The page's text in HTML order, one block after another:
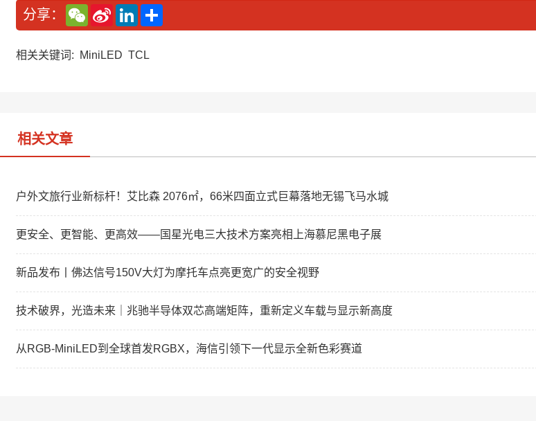
分享：
W
e
C
a
S
n
W
L
n
e
相关关键词: MiniLED TCL
相关文章
户外文旅行业新标杆！艾比森 2076㎡，66米四面立式巨幕落地无锡飞马水城
更安全、更智能、更高效——国星光电三大技术方案亮相上海慕尼黑电子展
新品发布丨佛达信号150V大灯为摩托车点亮更宽广的安全视野
技术破界，光造未来｜兆驰半导体双芯高端矩阵，重新定义车载与显示新高度
从RGB-MiniLED到全球首发RGBX，海信引领下一代显示全新色彩赛道